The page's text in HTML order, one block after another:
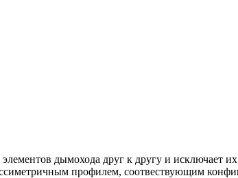
дымохода друг к другу и исключает
профилем, соотвествующим